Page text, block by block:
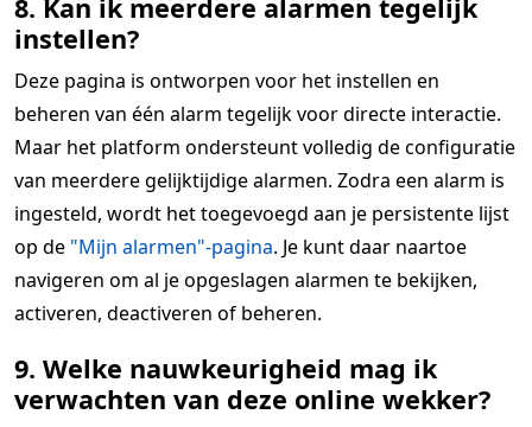
8. Kan ik meerdere alarmen tegelijk
instellen?
Deze pagina is ontworpen voor het instellen en
beheren van één alarm tegelijk voor directe interactie.
Maar het platform ondersteunt volledig de configuratie
van meerdere gelijktijdige alarmen. Zodra een alarm is
ingesteld, wordt het toegevoegd aan je persistente lijst
op de "Mijn alarmen"-pagina. Je kunt daar naartoe
navigeren om al je opgeslagen alarmen te bekijken,
activeren, deactiveren of beheren.
9. Welke nauwkeurigheid mag ik
verwachten van deze online wekker?